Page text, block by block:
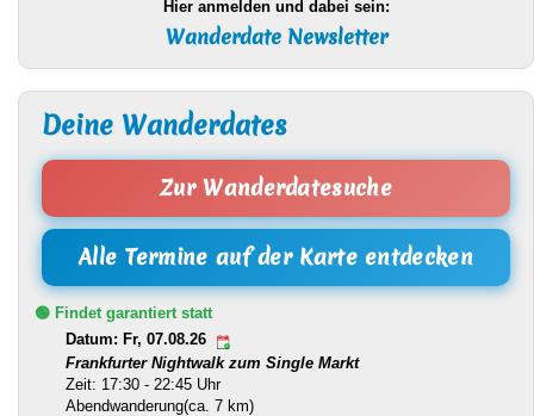
Hier anmelden und dabei sein:
Wanderdate Newsletter
Deine Wanderdates
Zur Wanderdatesuche
Alle Termine auf der Karte entdecken
🟢 Findet garantiert statt
Datum: Fr, 07.08.26
Frankfurter Nightwalk zum Single Markt
Zeit: 17:30 - 22:45 Uhr
Abendwanderung(ca. 7 km)